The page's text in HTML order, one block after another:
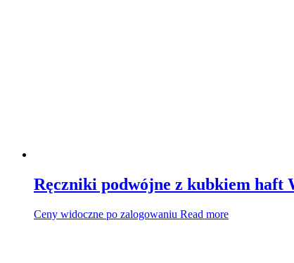
Ręczniki podwójne z kubkiem haft
Ceny widoczne po zalogowaniu Read more